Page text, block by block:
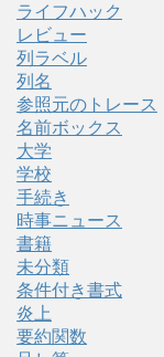
ライフハック
レビュー
列ラベル
列名
参照元のトレース
名前ボックス
大学
学校
手続き
時事ニュース
書籍
未分類
条件付き書式
炎上
要約関数